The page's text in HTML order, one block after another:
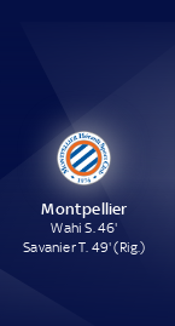
Montpellier
Wahi S. 46'
Savanier T. 49' (Rig.)